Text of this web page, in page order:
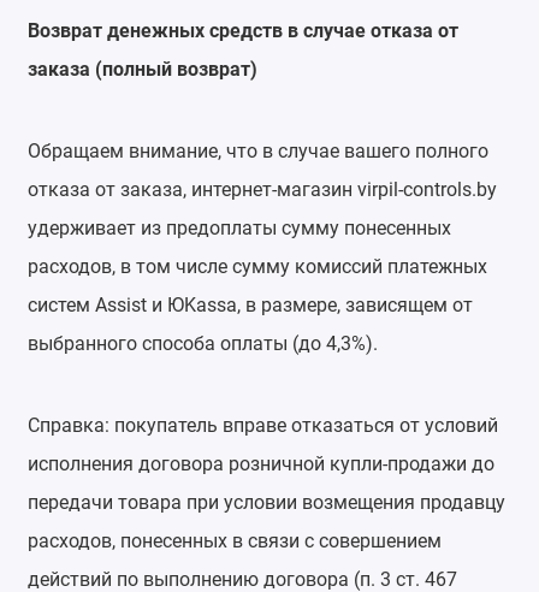
Возврат денежных средств в случае отказа от
заказа (полный возврат)
Обращаем внимание, что в случае вашего полного
отказа от заказа, интернет-магазин virpil-controls.by
удерживает из предоплаты сумму понесенных
расходов, в том числе сумму комиссий платежных
систем Assist и ЮKassa, в размере, зависящем от
выбранного способа оплаты (до 4,3%).
Справка: покупатель вправе отказаться от условий
исполнения договора розничной купли-продажи до
передачи товара при условии возмещения продавцу
расходов, понесенных в связи с совершением
действий по выполнению договора (п. 3 ст. 467